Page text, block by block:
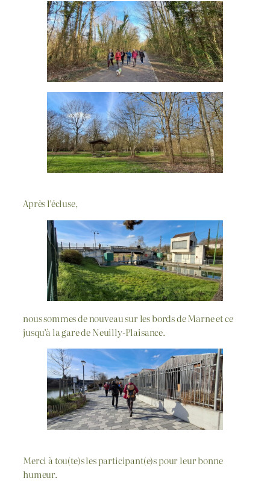
Après l’écluse,
nous sommes de nouveau sur les bords de Marne et ce
jusqu’à la gare de Neuilly-Plaisance.
Merci à tou(te)s les participant(e)s pour leur bonne
humeur.